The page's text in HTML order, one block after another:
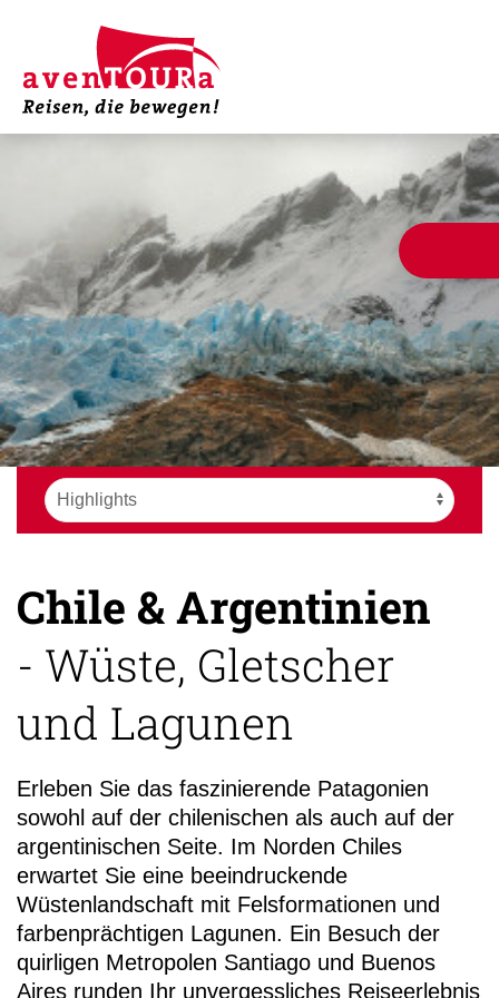
Chile & Argentinien
- Wüste, Gletscher
und Lagunen
Erleben Sie das faszinierende Patagonien
sowohl auf der chilenischen als auch auf der
argentinischen Seite. Im Norden Chiles
erwartet Sie eine beeindruckende
Wüstenlandschaft mit Felsformationen und
farbenprächtigen Lagunen. Ein Besuch der
quirligen Metropolen Santiago und Buenos
Aires runden Ihr unvergessliches Reiseerlebnis